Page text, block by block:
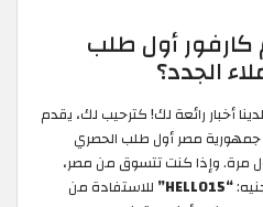
أول طلب
الجدد؟
أخبار رائعة لك! كترحيب لك، يقدم
مصر أول طلب الحصري
مرة. وإذا كنت تتسوق من مصر،
“HELLO15”
للاستفادة من